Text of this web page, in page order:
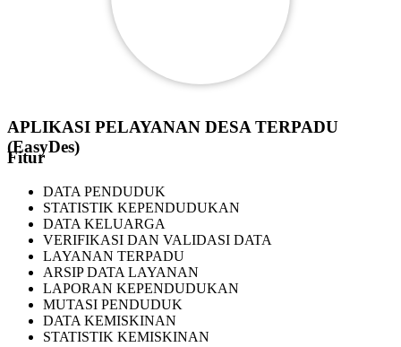
APLIKASI PELAYANAN DESA TERPADU
(EasyDes)
Fitur
DATA PENDUDUK
STATISTIK KEPENDUDUKAN
DATA KELUARGA
VERIFIKASI DAN VALIDASI DATA
LAYANAN TERPADU
ARSIP DATA LAYANAN
LAPORAN KEPENDUDUKAN
MUTASI PENDUDUK
DATA KEMISKINAN
STATISTIK KEMISKINAN